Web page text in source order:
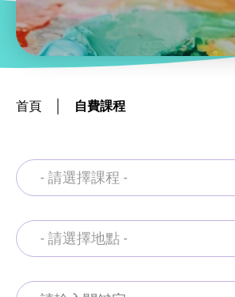
關於我們
ERB再培訓課程
自費課程
創新科技
手語課程
首頁 自費課程
資歷架構認可課程
創新科技
- 請選擇課程 -
- 請選擇地點 -